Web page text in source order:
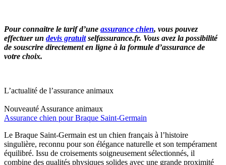
Pour connaitre le tarif d’une assurance chien, vous pouvez
effectuer un devis gratuitselfassurance.fr. Vous avez la possibilité
de souscrire directement en ligne à la formule d’assurance de
votre choix.
L’actualité de l’assurance animaux
Nouveauté Assurance animaux
Assurance chien pour Braque Saint-Germain
Le Braque Saint-Germain est un chien français à l’histoire
singulière, reconnu pour son élégance naturelle et son tempérament
équilibré. Issu de croisements soigneusement sélectionnés, il
combine des qualités physiques solides avec une grande proximité